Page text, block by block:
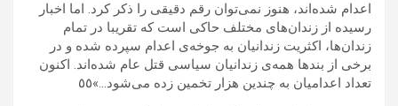
اعدام شده‌اند، هنوز نمى‌توان رقم دقيقى را ذكر كرد. اما اخبار
رسيده از زندان‌هاى مختلف حاكى است كه تقريبا در تمام
زندان‌ها، اكثريت زندانيان به جوخه‌ى اعدام سپرده شده و در
برخى از بندها همه‌ى زندانيان سياسى قتل عام شده‌اند. اكنون
تعداد اعداميان به چندين هزار تخمين زده مى‌شود…»٥٥